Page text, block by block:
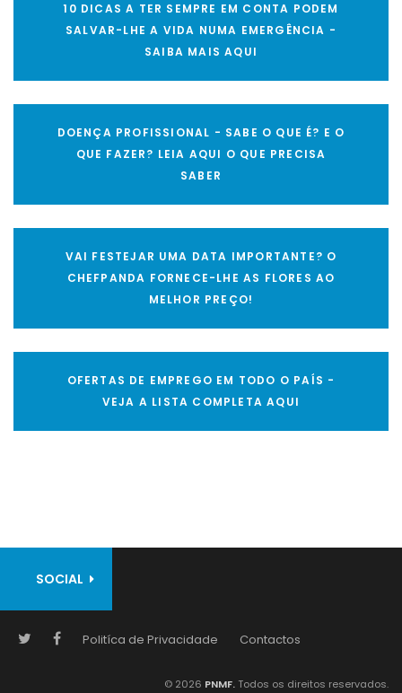
10 DICAS A TER SEMPRE EM CONTA PODEM
SALVAR-LHE A VIDA NUMA EMERGÊNCIA -
SAIBA MAIS AQUI
DOENÇA PROFISSIONAL - SABE O QUE É? E O
QUE FAZER? LEIA AQUI O QUE PRECISA
SABER
VAI FESTEJAR UMA DATA IMPORTANTE? O
CHEFPANDA FORNECE-LHE AS FLORES AO
MELHOR PREÇO!
OFERTAS DE EMPREGO EM TODO O PAÍS -
VEJA A LISTA COMPLETA AQUI
SOCIAL
Politíca de Privacidade Contactos
© 2026 PNMF. Todos os direitos reservados.